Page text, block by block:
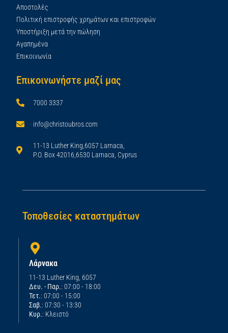
Αποστολές
Πολιτική επιστροφής χρημάτων και επιστροφών
Υποστήριξη μετά την πώληση
Αγαπημένα
Επικοινωνία
Επικοινωνήστε μαζί μας
7000 3337
info@christoubros.com
11-13 Luther King,6057 Larnaca,
P.O. Box 42016,6530 Larnaca, Cyprus
Τοποθεσίες καταστημάτων
Λάρνακα
11-13 Luther King, 6057
Δευ. - Παρ.: 07:00 - 18:00
Τετ.: 07:00 - 15:00
Σαβ.: 07:30 - 13:30
Κυρ.: Κλειστό